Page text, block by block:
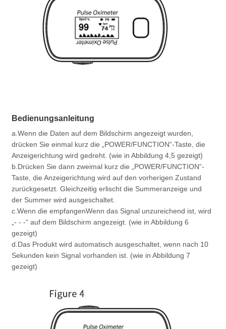
Bedienungsanleitung
a.Wenn die Daten auf dem Bildschirm angezeigt wurden,
drücken Sie einmal kurz die „POWER/FUNCTION“-Taste, die
Anzeigerichtung wird gedreht. (wie in Abbildung 4,5 gezeigt)
b.Drücken Sie dann zweimal kurz die „POWER/FUNCTION“-
Taste, die Anzeigerichtung wird auf den vorherigen Zustand
zurückgesetzt. Gleichzeitig erlischt die Summeranzeige und
der Summer wird ausgeschaltet.
c.Wenn die empfangenWenn das Signal unzureichend ist, wird
„- - -“ auf dem Bildschirm angezeigt. (wie in Abbildung 6
gezeigt)
d.Das Produkt wird automatisch ausgeschaltet, wenn nach 10
Sekunden kein Signal vorhanden ist. (wie in Abbildung 7
gezeigt)